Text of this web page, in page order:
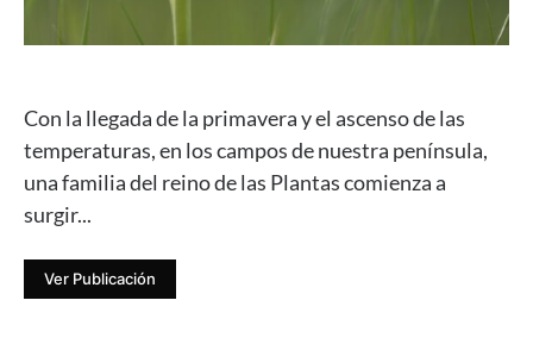
Con la llegada de la primavera y el ascenso de las
temperaturas, en los campos de nuestra península,
una familia del reino de las Plantas comienza a
surgir...
Ver Publicación